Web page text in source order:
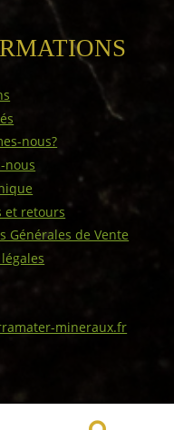
nous?
nous
et retours
Générales de Vente
mineraux.fr